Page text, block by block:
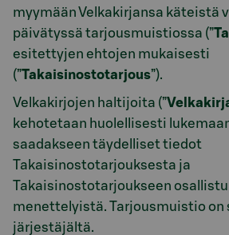
myymään Velkakirjansa käteistä
päivätyssä tarjousmuistiossa (”
esitettyjen ehtojen mukaisesti
(”Takaisinostotarjous”).
Velkakirjojen haltijoita (”
kehotetaan huolellisesti
saadakseen täydelliset tiedot
Takaisinostotarjouksesta ja
Takaisinostotarjoukseen
menettelyistä. Tarjousmuistio on
järjestäjältä.